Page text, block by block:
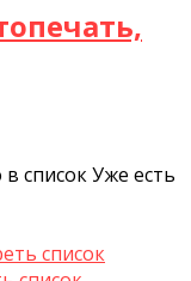
списокУже есть
список